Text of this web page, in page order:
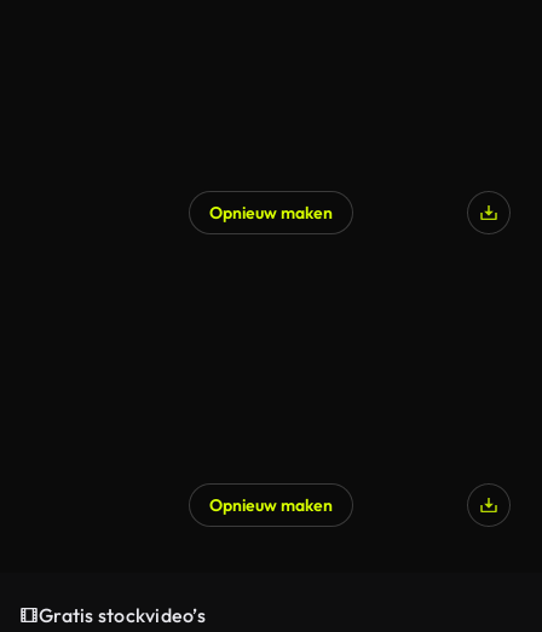
Opnieuw maken
Opnieuw maken
Gratis stockvideo’s